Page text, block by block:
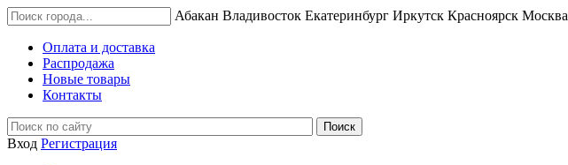
Абакан Владивосток Екатеринбург Иркутск Красноярск Москва
Оплата и доставка
Распродажа
Новые товары
Контакты
Вход Регистрация